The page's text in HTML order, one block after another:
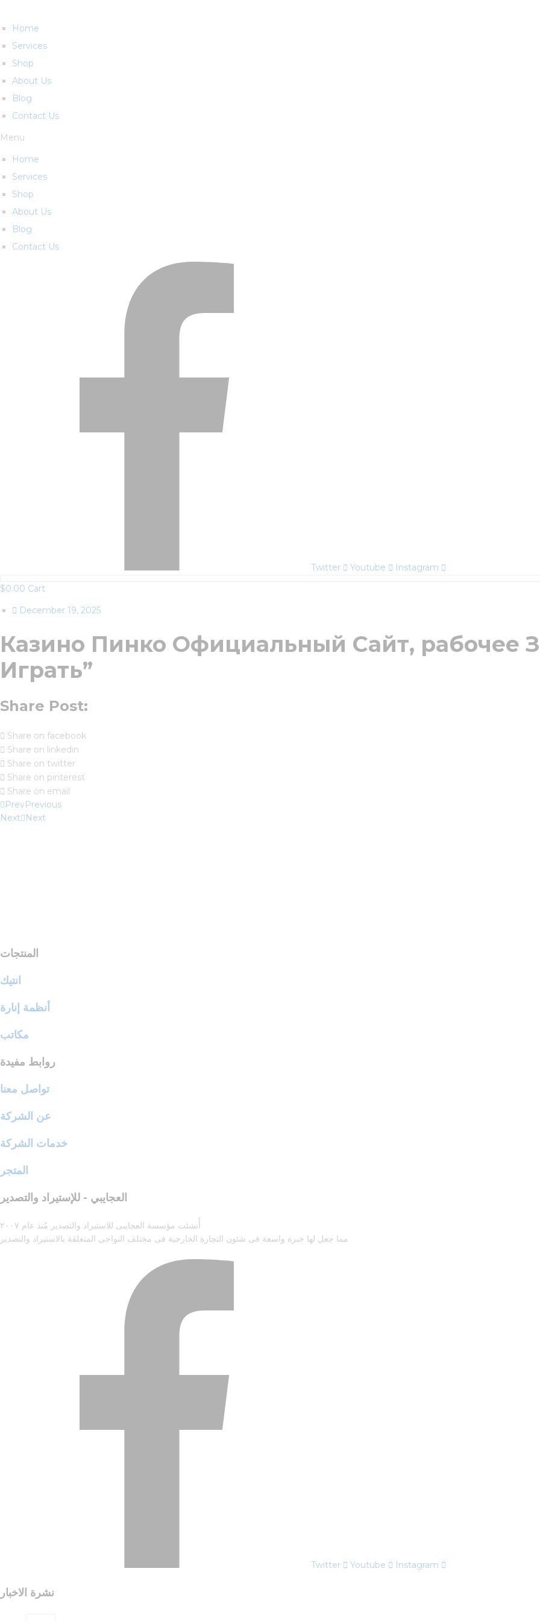
Home
Services
Shop
About Us
Blog
Contact Us
Menu
Home
Services
Shop
About Us
Blog
Contact Us
Twitter Youtube
Instagram
$0.00 Cart
December 19, 2025
Казино Пинко Официальный Сайт, рабочее
Играть”
Share Post:
Share on facebook
Share on linkedin
Share on twitter
Share on pinterest
Share on email
PrevPrevious
Next Next
المنتجات
انتيك
أنظمة إنارة
مكاتب
روابط مفيدة
تواصل معنا
عن الشركة
خدمات الشركة
المتجر
العجايبي - للإستيراد والتصدير
أُنشئت مؤسسة العجايبى للاستيراد والتصدير مُنذ عام ٢٠٠٧
مما جعل لها خبرة واسعة فى شئون التجارة الخارجية فى مختلف النواحى المتعلقة بالاستيراد والتصدير
Twitter Youtube Instagram
نشرة الاخبار